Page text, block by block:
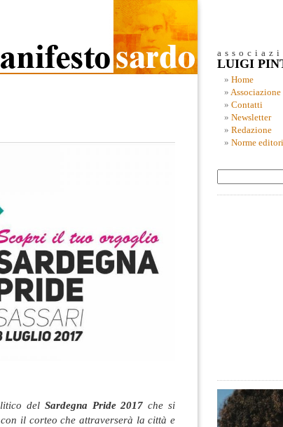
del Sardegna Pride 2017 che si
il corteo che attraverserà la città e
LUIGI
Home
Associazione
Contatti
Newsletter
Redazione
Norme